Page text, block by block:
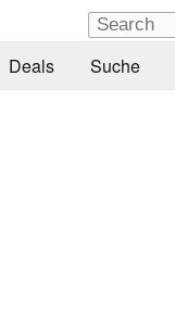
Deals Suche